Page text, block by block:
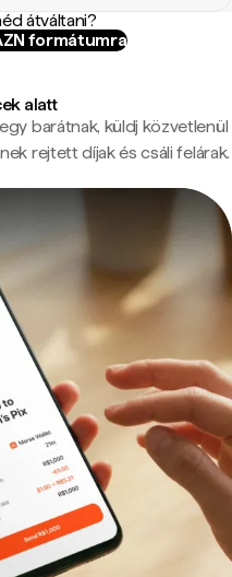
átváltani?
formátumra
alatt
barátnak, küldj közvetlenül
rejtett díjak és csáli felárak.